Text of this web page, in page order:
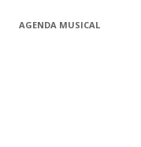
AGENDA MUSICAL